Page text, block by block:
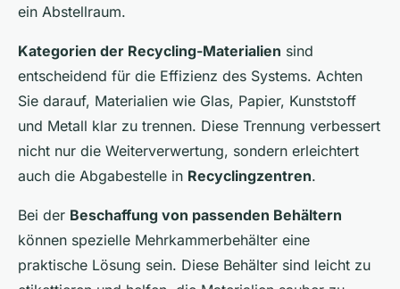
ein Abstellraum.
Kategorien der Recycling-Materialien sind
entscheidend für die Effizienz des Systems. Achten
Sie darauf, Materialien wie Glas, Papier, Kunststoff
und Metall klar zu trennen. Diese Trennung verbessert
nicht nur die Weiterverwertung, sondern erleichtert
auch die Abgabestelle in Recyclingzentren.
Bei der Beschaffung von passenden Behältern
können spezielle Mehrkammerbehälter eine
praktische Lösung sein. Diese Behälter sind leicht zu